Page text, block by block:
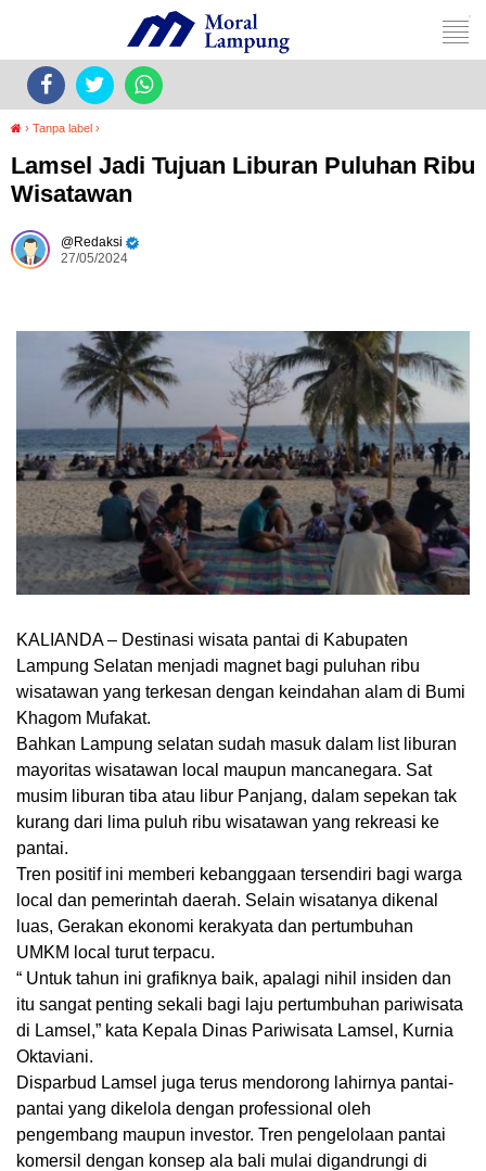
› Tanpa label ›
Lamsel Jadi Tujuan Liburan Puluhan Ribu
Wisatawan
Redaksi
27/05/2024
KALIANDA – Destinasi wisata pantai di Kabupaten
Lampung Selatan menjadi magnet bagi puluhan ribu
wisatawan yang terkesan dengan keindahan alam di Bumi
Khagom Mufakat.
Bahkan Lampung selatan sudah masuk dalam list liburan
mayoritas wisatawan local maupun mancanegara. Sat
musim liburan tiba atau libur Panjang, dalam sepekan tak
kurang dari lima puluh ribu wisatawan yang rekreasi ke
pantai.
Tren positif ini memberi kebanggaan tersendiri bagi warga
local dan pemerintah daerah. Selain wisatanya dikenal
luas, Gerakan ekonomi kerakyata dan pertumbuhan
UMKM local turut terpacu.
“ Untuk tahun ini grafiknya baik, apalagi nihil insiden dan
itu sangat penting sekali bagi laju pertumbuhan pariwisata
di Lamsel,” kata Kepala Dinas Pariwisata Lamsel, Kurnia
Oktaviani.
Disparbud Lamsel juga terus mendorong lahirnya pantai-
pantai yang dikelola dengan professional oleh
pengembang maupun investor. Tren pengelolaan pantai
komersil dengan konsep ala bali mulai digandrungi di